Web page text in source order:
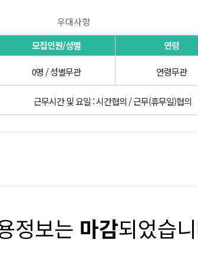
우대사항
모집인원/성별 연령
0명 / 성별무관 연령무관
근무시간 및 요일 : 시간협의 / 근무(휴무일)협의
정보는 마감되었습